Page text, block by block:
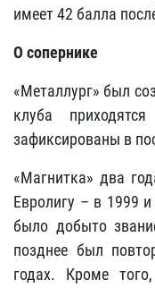
имеет 42 балла
О сопернике
«Металлург» был
клуба
зафиксированы в
«Магнитка» два
Евролигу – в 1999
было добыто
позднее был
годах. Кроме